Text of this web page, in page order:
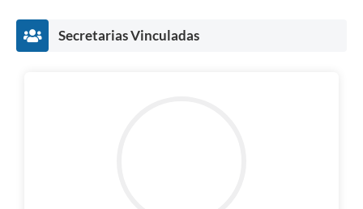
Secretarias Vinculadas